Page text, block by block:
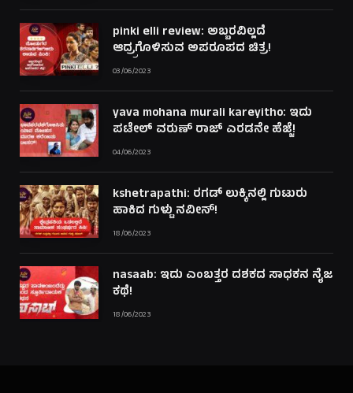
pinki elli review: ಅಬ್ಬರವಿಲ್ಲದೆ
ಆದ್ರ್ರಗೊಳಿಸುವ ಅಪರೂಪದ ಚಿತ್ರ!
03/06/2023
yava mohana murali kareyitho: ಇದು
ಪಟೇಲ್ ವರುಣ್ ರಾಜ್ ಎರಡನೇ ಹೆಜ್ಜೆ!
04/06/2023
kshetrapathi: ರಗಡ್ ಲುಕ್ಕಿನಲ್ಲಿ ಗುಟುರು
ಹಾಕಿದ ಗುಳ್ಟು ನವೀನ್!
18/06/2023
nasaab: ಇದು ಎಂಬತ್ತರ ದಶಕದ ಸಾಧಕನ ನೈಜ
ಕಥೆ!
18/06/2023